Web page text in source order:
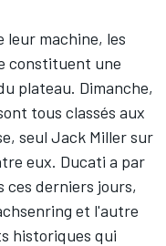
leur machine, les
constituent une
plateau. Dimanche,
tous classés aux
seul Jack Millersur
eux. Ducati a par
ces derniers jours,
et l'autre
historiques qui